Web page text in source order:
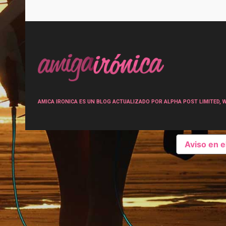
AMICA IRONICA ES UN BLOG ACTUALIZADO POR ALPHA POST
Aviso en